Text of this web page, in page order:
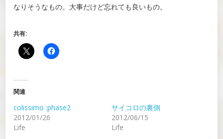
なりそうなもの。大事だけど忘れても良いもの。
共有:
関連
colissimo :phase2
2012/01/26
Life
サイコロの裏側
2012/06/15
Life